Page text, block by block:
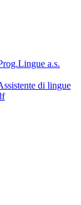
a.s.
di lingue